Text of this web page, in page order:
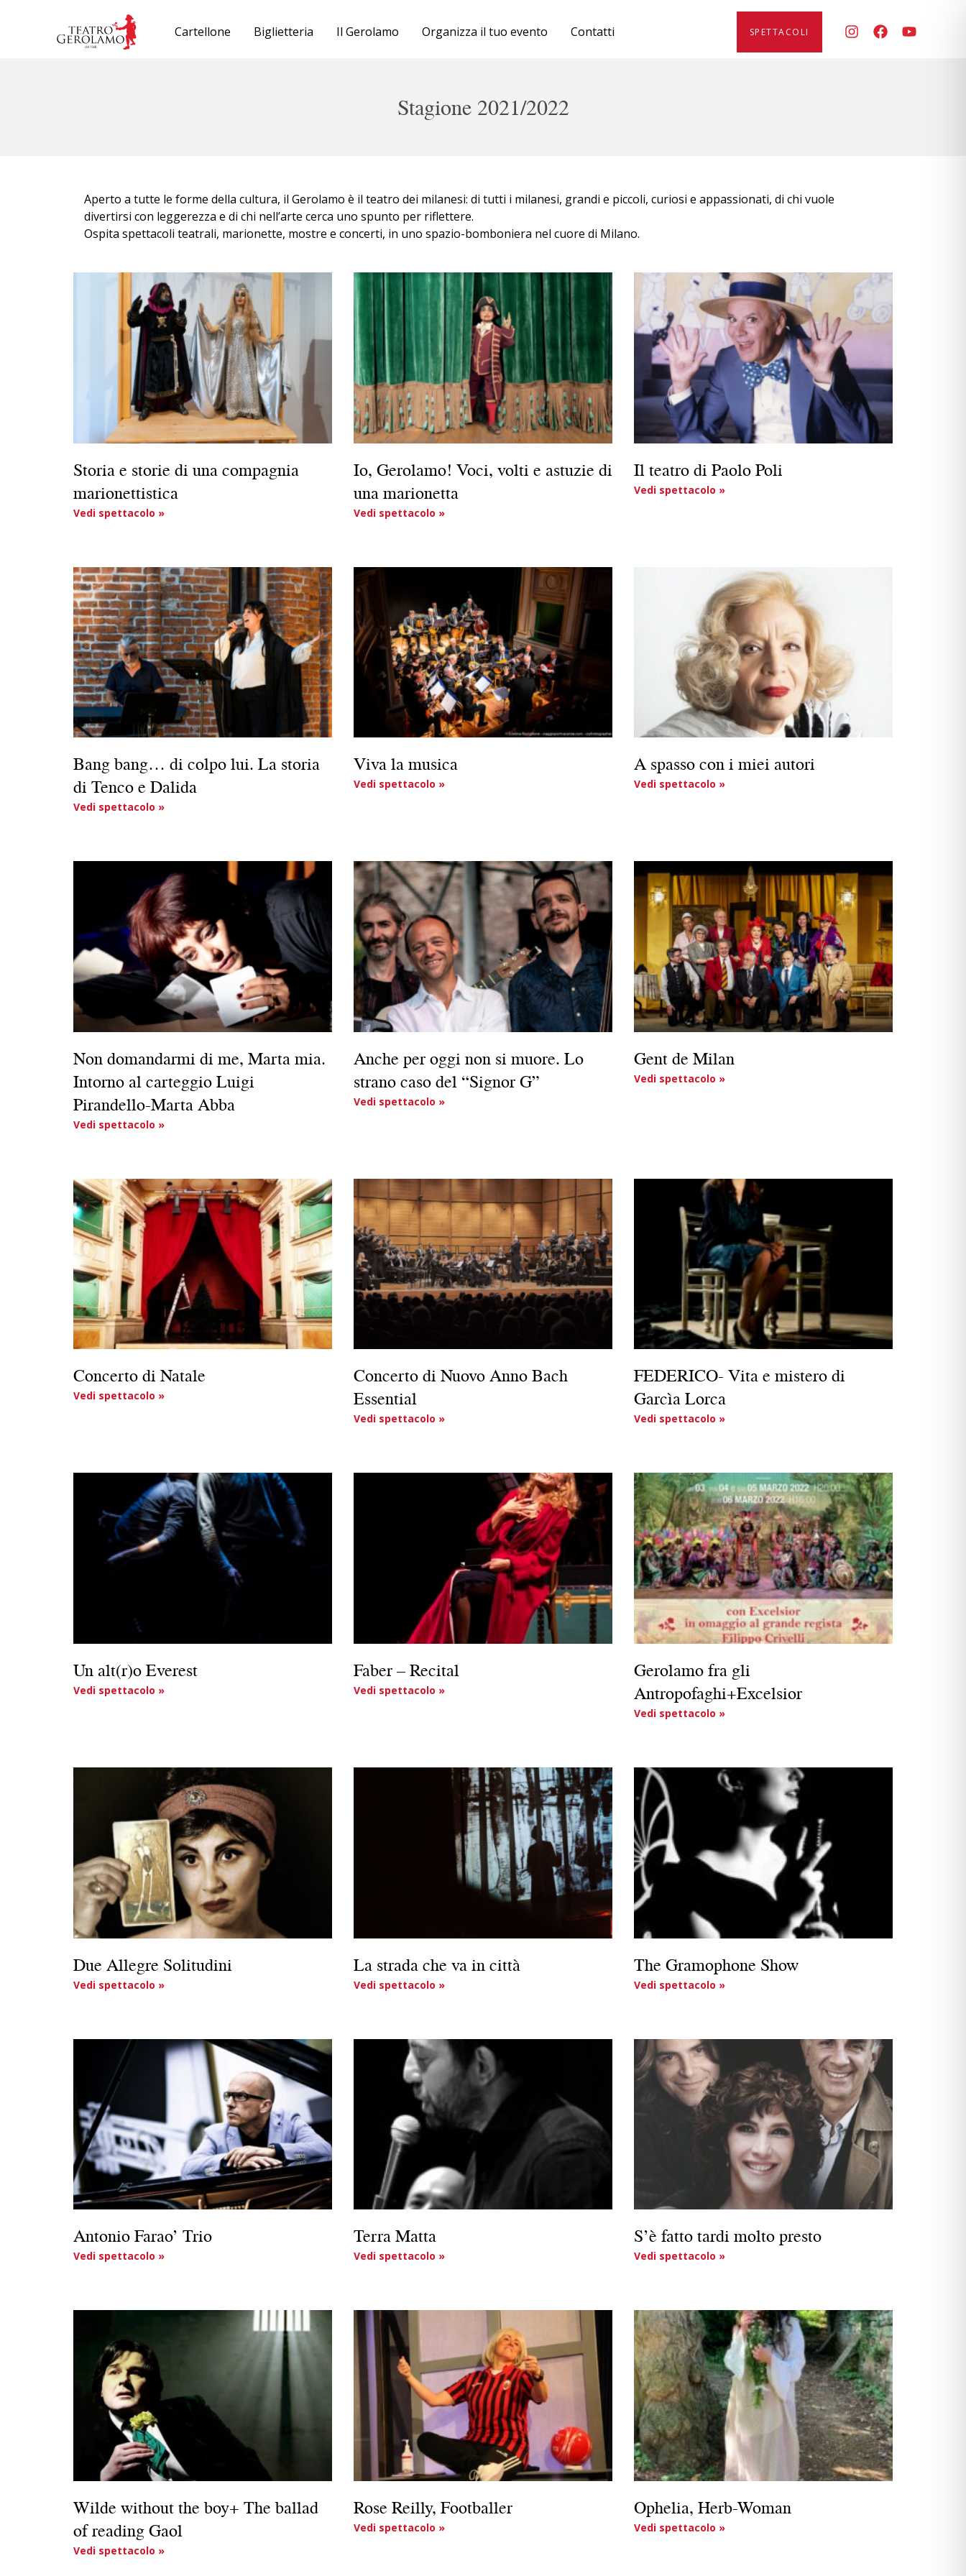
Cartellone Biglietteria Il Gerolamo Organizza il tuo evento Contatti SPETTACOLI
Stagione 2021/2022
Organizza il tuo evento
Aperto a tutte le forme della cultura, il Gerolamo è il teatro dei milanesi: di tutti i milanesi, grandi e piccoli, curiosi e appassionati, di chi vuole
divertirsi con leggerezza e di chi nell’arte cerca uno spunto per riflettere.
Ospita spettacoli teatrali, marionette, mostre e concerti, in uno spazio-bomboniera nel cuore di Milano.
Storia e storie di una compagnia
marionettistica
Vedi spettacolo »
Io, Gerolamo! Voci, volti e astuzie di
una marionetta
Vedi spettacolo »
Il teatro di Paolo Poli
Vedi spettacolo »
Bang bang… di colpo lui. La storia
di Tenco e Dalida
Vedi spettacolo »
Viva la musica
Vedi spettacolo »
A spasso con i miei autori
Vedi spettacolo »
Non domandarmi di me, Marta mia.
Intorno al carteggio Luigi
Pirandello-Marta Abba
Vedi spettacolo »
Anche per oggi non si muore. Lo
strano caso del “Signor G”
Vedi spettacolo »
Gent de Milan
Vedi spettacolo »
Concerto di Natale
Vedi spettacolo »
Concerto di Nuovo Anno Bach
Essential
Vedi spettacolo »
FEDERICO- Vita e mistero di
Garcìa Lorca
Vedi spettacolo »
Un alt(r)o Everest
Vedi spettacolo »
Faber – Recital
Vedi spettacolo »
Gerolamo fra gli
Antropofaghi+Excelsior
Vedi spettacolo »
Due Allegre Solitudini
Vedi spettacolo »
La strada che va in città
Vedi spettacolo »
The Gramophone Show
Vedi spettacolo »
Antonio Farao’ Trio
Vedi spettacolo »
Terra Matta
Vedi spettacolo »
S’è fatto tardi molto presto
Vedi spettacolo »
Wilde without the boy+ The ballad
of reading Gaol
Vedi spettacolo »
Rose Reilly, Footballer
Vedi spettacolo »
Ophelia, Herb-Woman
Vedi spettacolo »